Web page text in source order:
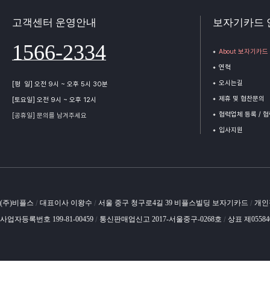
고객센터 운영안내
1566-2334
[평 일] 오전 9시 ~ 오후 5시 30분
[토요일] 오전 9시 ~ 오후 12시
[공휴일] 문의를 남겨주세요
보자기카드
About 보자기카드
연혁
오시는길
제휴 및 협찬문의
협력업체 등록 /
입사지원
(주)비플스 / 대표이사 이왕수 / 서울 중구 청구로4길 39 비플스빌딩 보자기카드 / 개
사업자등록번호 199-81-00459 / 통신판매업신고 2017-서울중구-0268호 / 상표 제